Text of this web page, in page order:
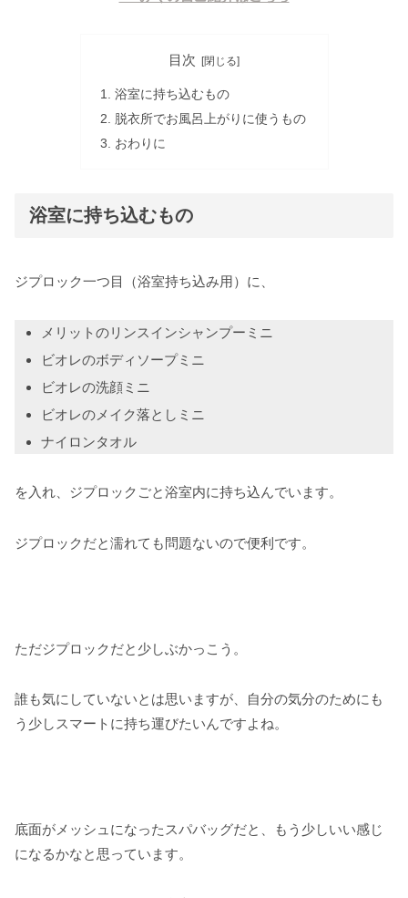
目次
浴室に持ち込むもの
脱衣所でお風呂上がりに使うもの
おわりに
浴室に持ち込むもの
ジプロック一つ目（浴室持ち込み用）に、
メリットのリンスインシャンプーミニ
ビオレのボディソープミニ
ビオレの洗顔ミニ
ビオレのメイク落としミニ
ナイロンタオル
を入れ、ジプロックごと浴室内に持ち込んでいます。
ジプロックだと濡れても問題ないので便利です。
ただジプロックだと少しぶかっこう。
誰も気にしていないとは思いますが、自分の気分のためにも
う少しスマートに持ち運びたいんですよね。
底面がメッシュになったスパバッグだと、もう少しいい感じ
になるかなと思っています。